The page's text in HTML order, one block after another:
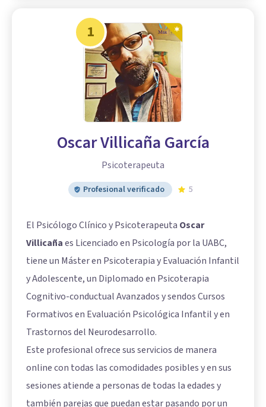
1
Oscar Villicaña García
Psicoterapeuta
Profesional verificado 5
El Psicólogo Clínico y Psicoterapeuta Oscar
Villicañaes Licenciado en Psicología por la UABC,
tiene un Máster en Psicoterapia y Evaluación Infantil
y Adolescente, un Diplomado en Psicoterapia
Cognitivo-conductual Avanzados y sendos Cursos
Formativos en Evaluación Psicológica Infantil y en
Trastornos del Neurodesarrollo.
Este profesional ofrece sus servicios de manera
online con todas las comodidades posibles y en sus
sesiones atiende a personas de todas la edades y
también parejas que puedan estar pasando por un